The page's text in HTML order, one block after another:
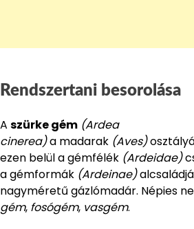
Rendszertani besorolása
A szürke gém (Ardea
cinerea)a madarak (Aves)
ezen belül a gémfélék (Ardeidae)
a gémformák (Ardeinae)
nagyméretű gázlómadár. Népies
gém, fosógém, vasgém.